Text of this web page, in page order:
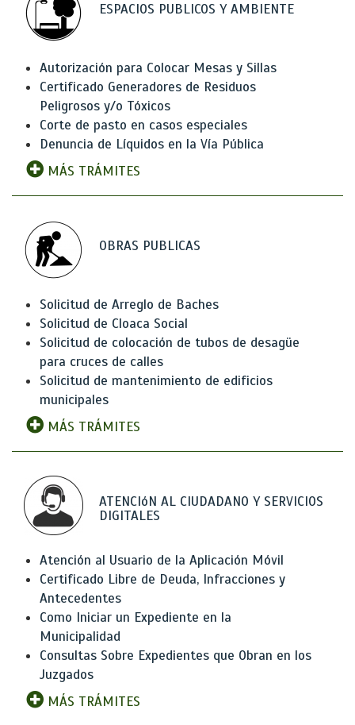
ESPACIOS PUBLICOS Y AMBIENTE
Autorización para Colocar Mesas y Sillas
Certificado Generadores de Residuos
Peligrosos y/o Tóxicos
Corte de pasto en casos especiales
Denuncia de Líquidos en la Vía Pública
MÁS TRÁMITES
OBRAS PUBLICAS
Solicitud de Arreglo de Baches
Solicitud de Cloaca Social
Solicitud de colocación de tubos de desagüe
para cruces de calles
Solicitud de mantenimiento de edificios
municipales
MÁS TRÁMITES
ATENCIóN AL CIUDADANO Y SERVICIOS
DIGITALES
Atención al Usuario de la Aplicación Móvil
Certificado Libre de Deuda, Infracciones y
Antecedentes
Como Iniciar un Expediente en la
Municipalidad
Consultas Sobre Expedientes que Obran en los
Juzgados
MÁS TRÁMITES